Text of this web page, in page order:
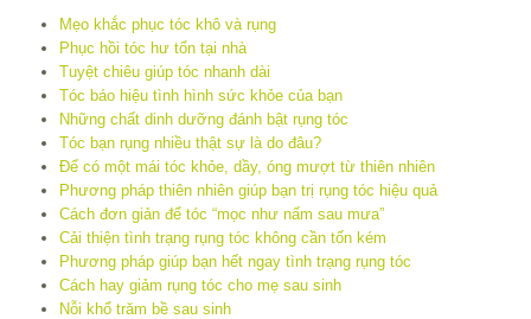
Mẹo khắc phục tóc khô và rụng
Phục hồi tóc hư tổn tại nhà
Tuyệt chiêu giúp tóc nhanh dài
Tóc báo hiệu tình hình sức khỏe của bạn
Những chất dinh dưỡng đánh bật rụng tóc
Tóc bạn rụng nhiều thật sự là do đâu?
Để có một mái tóc khỏe, dầy, óng mượt từ thiên nhiên
Phương pháp thiên nhiên giúp bạn trị rụng tóc hiệu quả
Cách đơn giản để tóc “mọc như nấm sau mưa”
Cải thiện tình trạng rụng tóc không cần tốn kém
Phương pháp giúp bạn hết ngay tình trạng rụng tóc
Cách hay giảm rụng tóc cho mẹ sau sinh
Nỗi khổ trăm bề sau sinh